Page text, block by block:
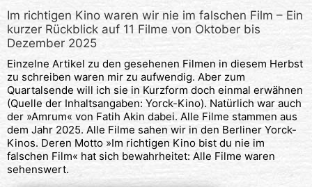
Im richtigen Kino waren wir nie im falschen Film – Ein
kurzer Rückblick auf 11 Filme von Oktober bis
Dezember 2025
Einzelne Artikel zu den gesehenen Filmen in diesem Herbst
zu schreiben waren mir zu aufwendig. Aber zum
Quartalsende will ich sie in Kurzform doch einmal erwähnen
(Quelle der Inhaltsangaben: Yorck-Kino). Natürlich war auch
der »Amrum« von Fatih Akin dabei. Alle Filme stammen aus
dem Jahr 2025. Alle Filme sahen wir in den Berliner Yorck-
Kinos. Deren Motto »Im richtigen Kino bist du nie im
falschen Film« hat sich bewahrheitet: Alle Filme waren
sehenswert.